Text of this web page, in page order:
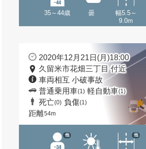
35～44歳 曇
幅5.5～
9.0m
2020年12月21日(月)18:00
久留米市花畑三丁目 付近
車両相互 小破事故
普通乗用車(1) 軽自動車(1)
死亡(0) 負傷(1)
距離54m
他 他